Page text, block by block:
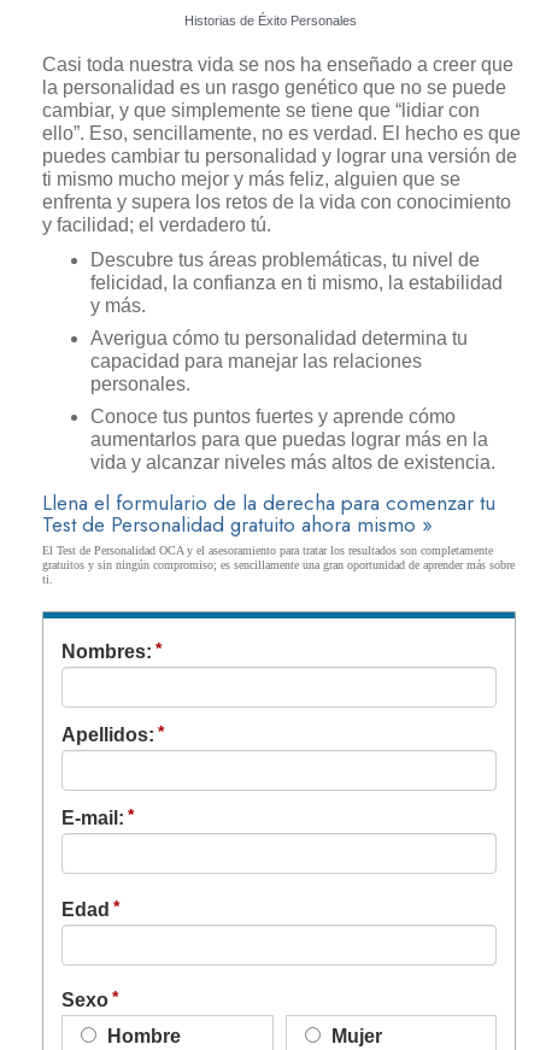
Historias de Éxito Personales
Casi toda nuestra vida se nos ha enseñado a creer que
la personalidad es un rasgo genético que no se puede
cambiar, y que simplemente se tiene que “lidiar con
ello”. Eso, sencillamente, no es verdad. El hecho es que
puedes cambiar tu personalidad y lograr una versión de
ti mismo mucho mejor y más feliz, alguien que se
enfrenta y supera los retos de la vida con conocimiento
y facilidad; el verdadero tú.
Descubre tus áreas problemáticas, tu nivel de
felicidad, la confianza en ti mismo, la estabilidad
y más.
Averigua cómo tu personalidad determina tu
capacidad para manejar las relaciones
personales.
Conoce tus puntos fuertes y aprende cómo
aumentarlos para que puedas lograr más en la
vida y alcanzar niveles más altos de existencia.
Llena el formulario de la derecha para comenzar tu
Test de Personalidad gratuito ahora mismo »
El Test de Personalidad OCA y el asesoramiento para tratar los resultados son completamente
gratuitos y sin ningún compromiso; es sencillamente una gran oportunidad de aprender más sobre
ti.
Nombres:
Apellidos:
E-mail:
Edad
Sexo
Hombre
Mujer